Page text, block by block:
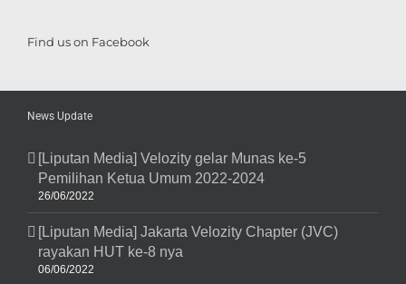
Find us on Facebook
News Update
[Liputan Media] Velozity gelar Munas ke-5
Pemilihan Ketua Umum 2022-2024
26/06/2022
[Liputan Media] Jakarta Velozity Chapter (JVC)
rayakan HUT ke-8 nya
06/06/2022